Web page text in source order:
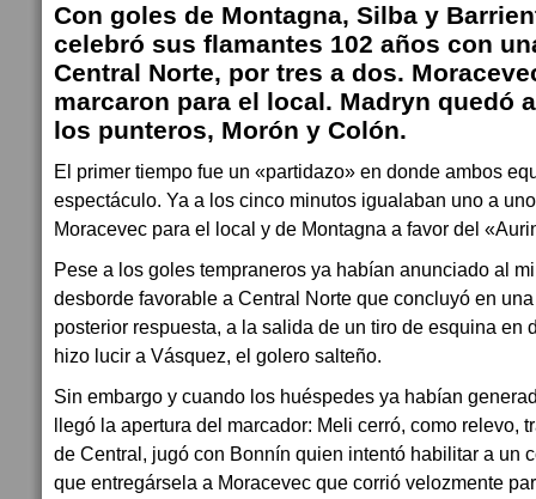
Con goles de Montagna, Silba y
celebró sus flamantes 102 años con
Central Norte, por tres a dos.
marcaron para el local. Madryn quedó
los punteros, Morón y Colón.
El primer tiempo fue un «partidazo» en donde ambos
espectáculo. Ya a los cinco minutos igualaban uno a
Moracevec para el local y de Montagna a favor del
Pese a los goles tempraneros ya habían anunciado al
desborde favorable a Central Norte que concluyó en
posterior respuesta, a la salida de un tiro de esquina en
hizo lucir a Vásquez, el golero salteño.
Sin embargo y cuando los huéspedes ya habían
llegó la apertura del marcador: Meli cerró, como relevo,
de Central, jugó con Bonnín quien intentó habilitar a un
que entregársela a Moracevec que corrió velozmente